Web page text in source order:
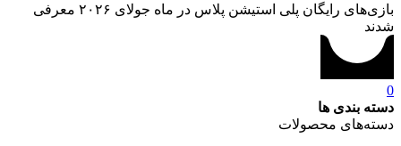
بازی‌های رایگان پلی استیشن پلاس در ماه جولای ۲۰۲۶ معرفی
شدند
0
دسته بندی ها
دسته‌های محصولات